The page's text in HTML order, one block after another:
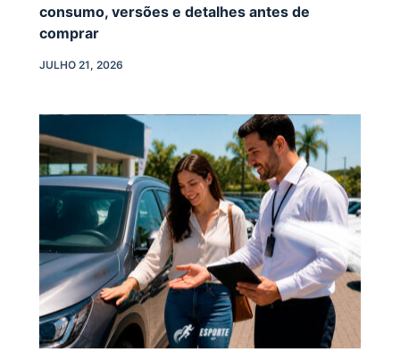
consumo, versões e detalhes antes de
comprar
JULHO 21, 2026